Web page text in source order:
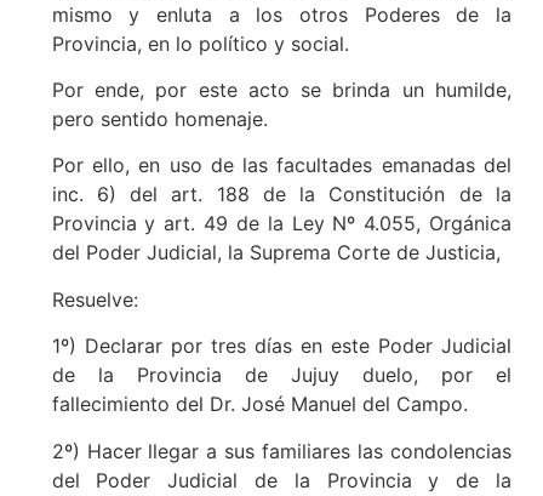
mismo y enluta a los otros Poderes de la
Provincia, en lo político y social.
Por ende, por este acto se brinda un humilde,
pero sentido homenaje.
Por ello, en uso de las facultades emanadas del
inc. 6) del art. 188 de la Constitución de la
Provincia y art. 49 de la Ley Nº 4.055, Orgánica
del Poder Judicial, la Suprema Corte de Justicia,
Resuelve:
1º) Declarar por tres días en este Poder Judicial
de la Provincia de Jujuy duelo, por el
fallecimiento del Dr. José Manuel del Campo.
2º) Hacer llegar a sus familiares las condolencias
del Poder Judicial de la Provincia y de la